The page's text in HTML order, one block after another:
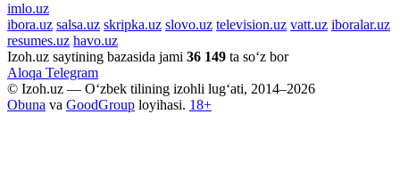
imlo.uz
ibora.uz salsa.uz skripka.uz slovo.uz television.uz vatt.uz iboralar.uz
resumes.uz havo.uz
Izoh.uz saytining bazasida jami 36 149 ta so‘z bor
Aloqa Telegram
© Izoh.uz — O‘zbek tilining izohli lug‘ati, 2014–2026
Obuna va GoodGroup loyihasi. 18+